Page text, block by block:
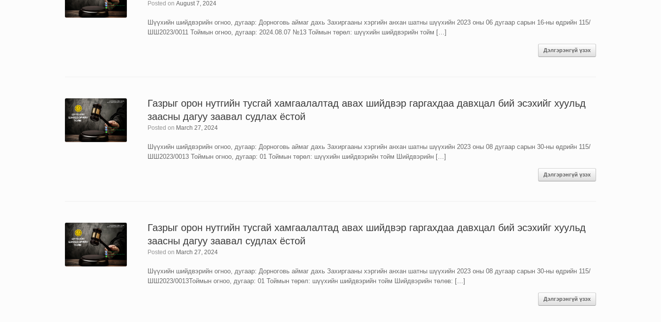
Posted onAugust 7, 2024
Шүүхийн шийдвэрийн огноо, дугаар: Дорноговь аймаг дахь Захиргааны хэргийн анхан шатны шүүхийн 2023 оны 06 дугаар сарын 16-ны өдрийн 115/
ШШ2023/0011 Тоймын огноо, дугаар: 2024.08.07 №13 Тоймын төрөл: шүүхийн шийдвэрийн тойм […]
Дэлгэрэнгүй үзэх
Газрыг орон нутгийн тусгай хамгаалалтад авах шийдвэр гаргахдаа давхцал бий эсэхийг хуульд
заасны дагуу заавал судлах ёстой
Posted on March 27, 2024
Шүүхийн шийдвэрийн огноо, дугаар: Дорноговь аймаг дахь Захиргааны хэргийн анхан шатны шүүхийн 2023 оны 08 дугаар сарын 30-ны өдрийн 115/
ШШ2023/0013 Тоймын огноо, дугаар: 01 Тоймын төрөл: шүүхийн шийдвэрийн тойм Шийдвэрийн […]
Дэлгэрэнгүй үзэх
Газрыг орон нутгийн тусгай хамгаалалтад авах шийдвэр гаргахдаа давхцал бий эсэхийг хуульд
заасны дагуу заавал судлах ёстой
Posted on March 27, 2024
Шүүхийн шийдвэрийн огноо, дугаар: Дорноговь аймаг дахь Захиргааны хэргийн анхан шатны шүүхийн 2023 оны 08 дугаар сарын 30-ны өдрийн 115/
ШШ2023/0013Тоймын огноо, дугаар: 01 Тоймын төрөл: шүүхийн шийдвэрийн тойм Шийдвэрийн төлөв: […]
Дэлгэрэнгүй үзэх